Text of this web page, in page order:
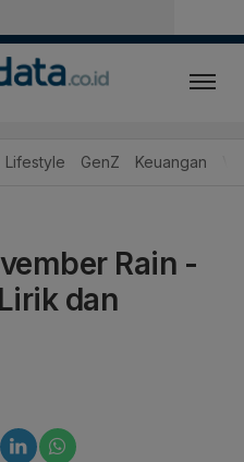
Lifestyle GenZ Keuangan
Rain -
dan